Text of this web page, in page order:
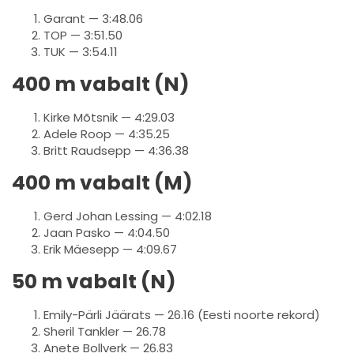
Garant — 3:48.06
TOP — 3:51.50
TUK — 3:54.11
400 m vabalt (N)
Kirke Mõtsnik — 4:29.03
Adele Roop — 4:35.25
Britt Raudsepp — 4:36.38
400 m vabalt (M)
Gerd Johan Lessing — 4:02.18
Jaan Pasko — 4:04.50
Erik Mäesepp — 4:09.67
50 m vabalt (N)
Emily-Pärli Jäärats — 26.16 (Eesti noorte rekord)
Sheril Tankler — 26.78
Anete Bollverk — 26.83